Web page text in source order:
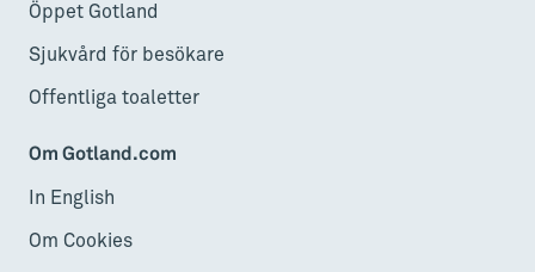
Öppet Gotland
Sjukvård för besökare
Offentliga toaletter
Om Gotland.com
In English
Om Cookies